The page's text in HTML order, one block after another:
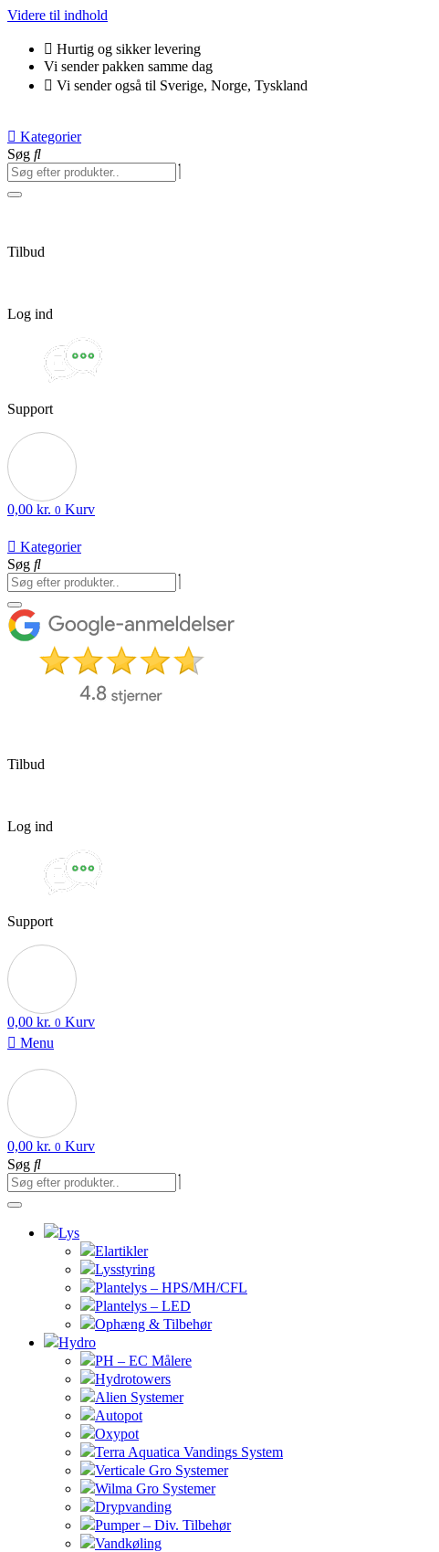
Videre til indhold
Hurtig og sikker levering
Vi sender pakken samme dag
Vi sender også til Sverige, Norge, Tyskland
Kategorier
Søg
Tilbud
Log ind
Support
0,00 kr. 0 Kurv
Kategorier
Søg
Tilbud
Log ind
Support
0,00 kr. 0 Kurv
Menu
0,00 kr. 0 Kurv
Søg
Lys
Elartikler
Lysstyring
Plantelys – HPS/MH/CFL
Plantelys – LED
Ophæng & Tilbehør
Hydro
PH – EC Målere
Hydrotowers
Alien Systemer
Autopot
Oxypot
Terra Aquatica Vandings System
Verticale Gro Systemer
Wilma Gro Systemer
Drypvanding
Pumper – Div. Tilbehør
Vandkøling